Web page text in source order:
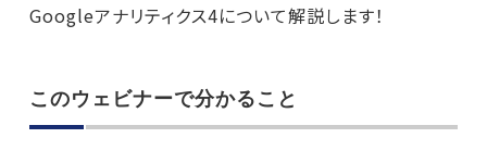
Googleアナリティクス4について解説します！
このウェビナーで分かること